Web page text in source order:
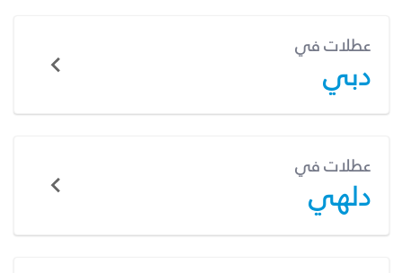
عطلات في
دبي
عطلات في
دلهي